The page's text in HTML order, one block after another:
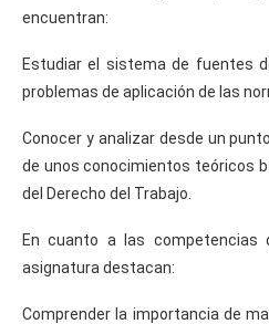
encuentran:
Estudiar el sistema de fuentes
problemas de aplicación de las
Conocer y analizar desde un
de unos conocimientos teóricos
del Derecho del Trabajo.
En cuanto a las competencias
asignatura destacan:
Comprender la importancia de